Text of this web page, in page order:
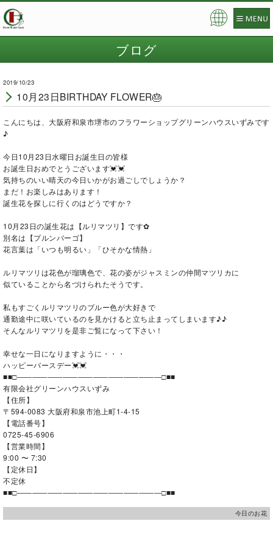
ブログ
2019/10/23
10月23日BIRTHDAY FLOWER🎂
こんにちは、大阪府和泉市堺市のフラワーショップグリーンハウスいずみです
♪
今日10月23日水曜日お誕生日の皆様
お誕生日おめでとうございます💓💓
気持ちのいい晴天の今日いかがお過ごしでしょうか？
まだ！お楽しみはあります！
誕生花を探しに行くのはどうですか？
10月23日の誕生花は【ルリマツリ】です✿
別名は【プルンバーゴ】
花言葉は「いつも明るい」「ひそかな情熱」
ルリマツリは花色が瑠璃色で、花の姿がジャスミンの仲間マツリカに
似ていることから名づけられたそうです。
私もすごくルリマツリのブルー色が大好きで
通勤途中に咲いているのを見かけると立ち止まってしまいます♪♪
そんなルリマツリを是非ご覧になって下さい！
幸せな一日になりますように・・・
ハッピーバースデー💓💓
■■□―――――――――――――――――――□■■
有限会社グリーンハウスいずみ
【住所】
〒594-0083 大阪府和泉市池上町1-4-15
【電話番号】
0725-45-6906
【営業時間】
9:00 〜 7:30
【定休日】
不定休
■■□―――――――――――――――――――□■■
今日のお花